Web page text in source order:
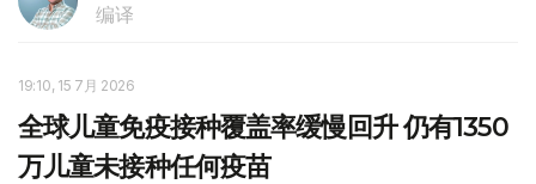
编译
19:10, 15 7月 2026
全球儿童免疫接种覆盖率缓慢回升 仍有1350
万儿童未接种任何疫苗